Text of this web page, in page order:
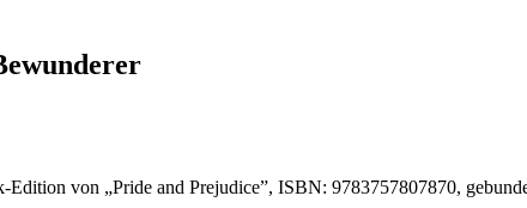
von „Pride and Prejudice”, ISBN: 9783757807870,